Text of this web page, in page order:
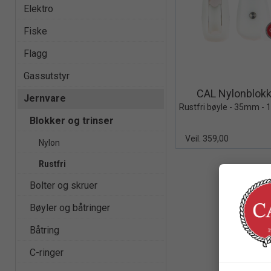
Elektro
Fiske
Flagg
Gassutstyr
Jernvare
Blokker og trinser
Nylon
Rustfri
Bolter og skruer
Bøyler og båtringer
Båtring
C-ringer
CAL
Veil. 359,00